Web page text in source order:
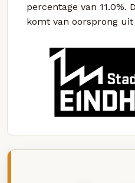
percentage van 11.0%.
komt van oorsprong uit